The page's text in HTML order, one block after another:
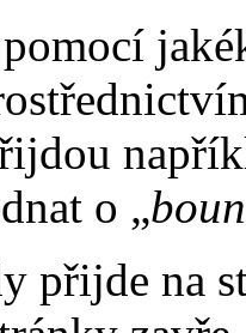
o „
přijde na